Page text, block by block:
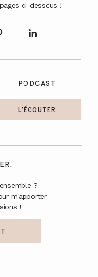
?
m'apporter
!
ci-dessous !
PODCAST
L'ÉCOUTER